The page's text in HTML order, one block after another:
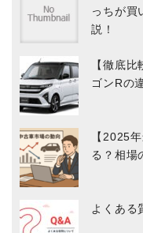
っちが買
説！
【徹底
ゴンRの
【2025
る？相場
よくある